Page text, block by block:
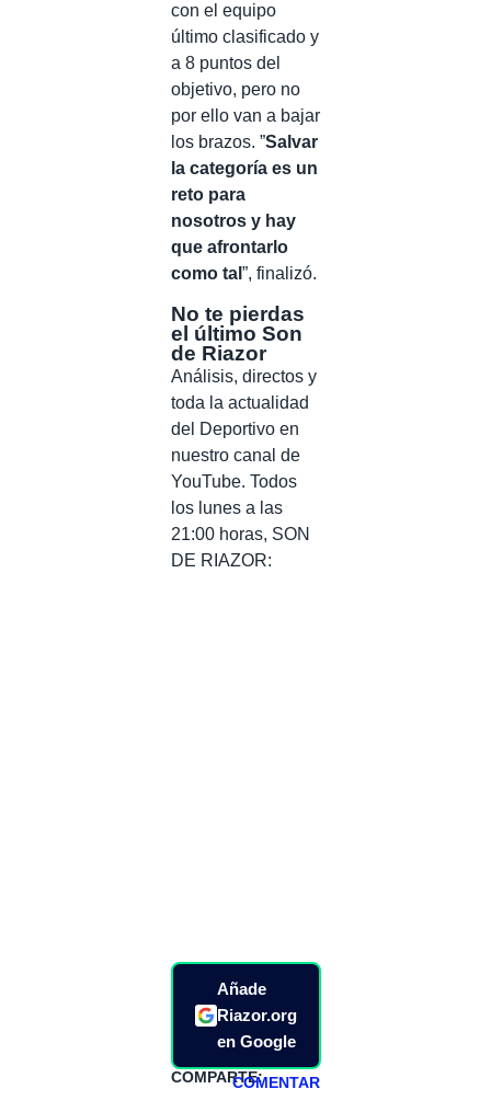
con el equipo
último clasificado y
a 8 puntos del
objetivo, pero no
por ello van a bajar
los brazos. ”Salvar
la categoría es un
reto para
nosotros y hay
que afrontarlo
como tal ”, finalizó.
No te pierdas
el último Son
de Riazor
Análisis, directos y
toda la actualidad
del Deportivo en
nuestro canal de
YouTube. Todos
los lunes a las
21:00 horas, SON
DE RIAZOR:
Añade
Riazor.org
en Google
COMPARTE:COMENTAR